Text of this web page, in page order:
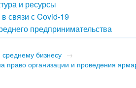
и ресурсы
связи с Covid-19
предпринимательства
бизнесу →
организации и проведения